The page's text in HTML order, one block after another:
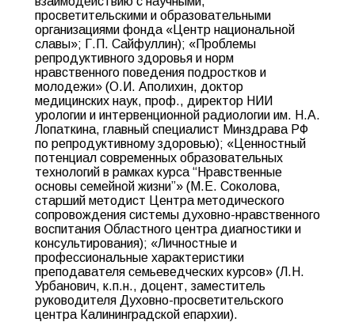
просветительскими и образовательными
организациями фонда «Центр национальной
славы»; Г.П. Сайфуллин); «Проблемы
репродуктивного здоровья и норм
нравственного поведения подростков и
молодежи» (О.И. Аполихин, доктор
медицинских наук, проф., директор НИИ
урологии и интервенционной радиологии им. Н.А.
Лопаткина, главный специалист Минздрава РФ
по репродуктивному здоровью); «Ценностный
потенциал современных образовательных
технологий в рамках курса “Нравственные
основы семейной жизни”» (М.Е. Соколова,
старший методист Центра методического
сопровождения системы духовно-нравственного
воспитания Областного центра диагностики и
консультирования); «Личностные и
профессиональные характеристики
преподавателя семьеведческих курсов» (Л.Н.
Урбанович, к.п.н., доцент, заместитель
руководителя Духовно-просветительского
центра Калининградской епархии).